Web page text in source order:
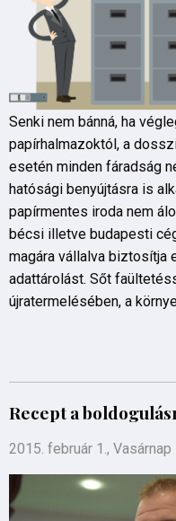
Senki nem bánná, ha
papírhalmazoktól, a
esetén minden fáradság
hatósági benyújtásra is
papírmentes iroda nem
bécsi illetve budapesti
magára vállalva biztosítja
adattárolást. Sőt
újratermelésében, a
Recept a
2015. február 1., Vasárnap